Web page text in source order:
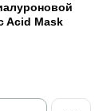
Acid Mask